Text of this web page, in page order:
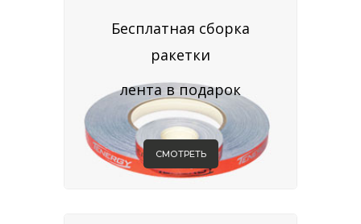
Бесплатная сборка
ракетки
лента в подарок
СМОТРЕТЬ